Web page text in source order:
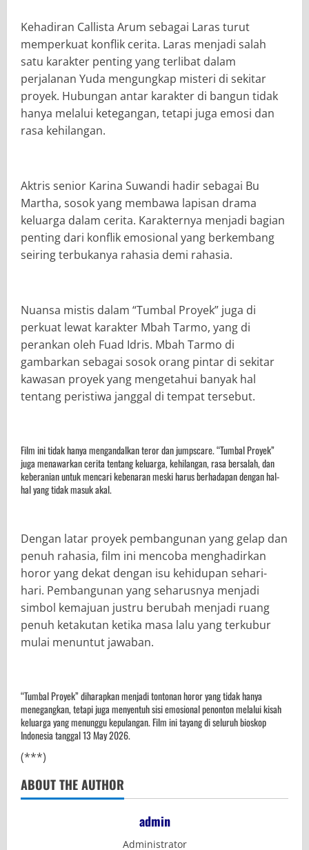
Kehadiran Callista Arum sebagai Laras turut
memperkuat konflik cerita. Laras menjadi salah
satu karakter penting yang terlibat dalam
perjalanan Yuda mengungkap misteri di sekitar
proyek. Hubungan antar karakter di bangun tidak
hanya melalui ketegangan, tetapi juga emosi dan
rasa kehilangan.
Aktris senior Karina Suwandi hadir sebagai Bu
Martha, sosok yang membawa lapisan drama
keluarga dalam cerita. Karakternya menjadi bagian
penting dari konflik emosional yang berkembang
seiring terbukanya rahasia demi rahasia.
Nuansa mistis dalam “Tumbal Proyek” juga di
perkuat lewat karakter Mbah Tarmo, yang di
perankan oleh Fuad Idris. Mbah Tarmo di
gambarkan sebagai sosok orang pintar di sekitar
kawasan proyek yang mengetahui banyak hal
tentang peristiwa janggal di tempat tersebut.
Film ini tidak hanya mengandalkan teror dan jumpscare. “Tumbal Proyek”
juga menawarkan cerita tentang keluarga, kehilangan, rasa bersalah, dan
keberanian untuk mencari kebenaran meski harus berhadapan dengan hal-
hal yang tidak masuk akal.
Dengan latar proyek pembangunan yang gelap dan
penuh rahasia, film ini mencoba menghadirkan
horor yang dekat dengan isu kehidupan sehari-
hari. Pembangunan yang seharusnya menjadi
simbol kemajuan justru berubah menjadi ruang
penuh ketakutan ketika masa lalu yang terkubur
mulai menuntut jawaban.
“Tumbal Proyek” diharapkan menjadi tontonan horor yang tidak hanya
menegangkan, tetapi juga menyentuh sisi emosional penonton melalui kisah
keluarga yang menunggu kepulangan. Film ini tayang di seluruh bioskop
Indonesia tanggal 13 May 2026.
(***)
ABOUT THE AUTHOR
admin
Administrator